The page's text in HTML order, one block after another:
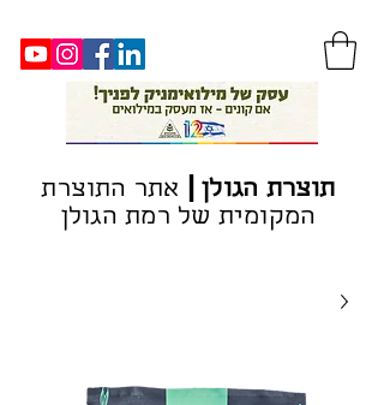
תוצרת הגולן
אתר התוצרת
המקומית של רמת הגולן